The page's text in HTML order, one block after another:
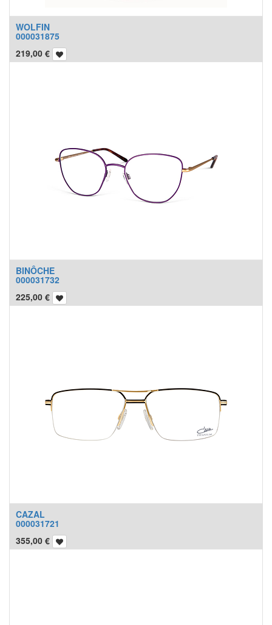
WOLFIN
000031875
219,00 €
BINÔCHE
000031732
225,00 €
CAZAL
000031721
355,00 €